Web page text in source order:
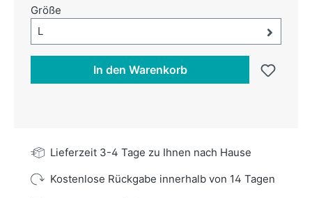
Größe
Größe-Auswahl öffnen, aktuell ausgewählt:
L
In den Warenkorb
Lieferzeit 3-4 Tage zu Ihnen nach Hause
Kostenlose Rückgabe innerhalb von 14 Tagen